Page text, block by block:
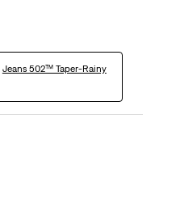
Jeans 502™ Taper-Rainy